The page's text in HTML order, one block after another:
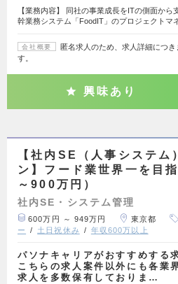
【業務内容】 同社の事業成長をITの側面か
幹業務システム「FoodIT」のプロジェクトマ
会社概要
匿名求人のため、求人詳細につ
す。
興味あり
【社内SE（人事システ
ン】フード業世界一を目
～900万円）
社内SE・システム管理
600万円 ～ 949万円 東京都
ー
土日祝休み 年収600万以上
パソナキャリアがおすすめする
こちらの求人案件以外にも各業
求人を多数保有しておりま…